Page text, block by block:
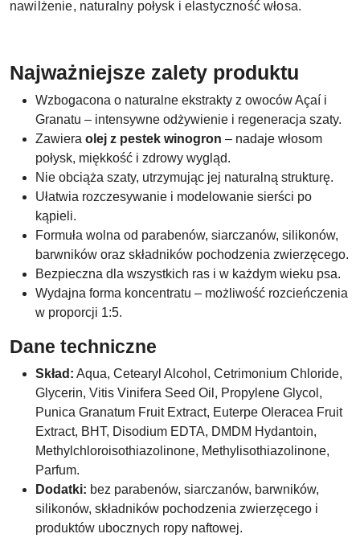
nawilżenie, naturalny połysk i elastyczność włosa.
Najważniejsze zalety produktu
Wzbogacona o naturalne ekstrakty z owoców Açaí i
Granatu – intensywne odżywienie i regeneracja szaty.
Zawiera olej z pestek winogron – nadaje włosom
połysk, miękkość i zdrowy wygląd.
Nie obciąża szaty, utrzymując jej naturalną strukturę.
Ułatwia rozczesywanie i modelowanie sierści po
kąpieli.
Formuła wolna od parabenów, siarczanów, silikonów,
barwników oraz składników pochodzenia zwierzęcego.
Bezpieczna dla wszystkich ras i w każdym wieku psa.
Wydajna forma koncentratu – możliwość rozcieńczenia
w proporcji 1:5.
Dane techniczne
Skład: Aqua, Cetearyl Alcohol, Cetrimonium Chloride,
Glycerin, Vitis Vinifera Seed Oil, Propylene Glycol,
Punica Granatum Fruit Extract, Euterpe Oleracea Fruit
Extract, BHT, Disodium EDTA, DMDM Hydantoin,
Methylchloroisothiazolinone, Methylisothiazolinone,
Parfum.
Dodatki: bez parabenów, siarczanów, barwników,
silikonów, składników pochodzenia zwierzęcego i
produktów ubocznych ropy naftowej.